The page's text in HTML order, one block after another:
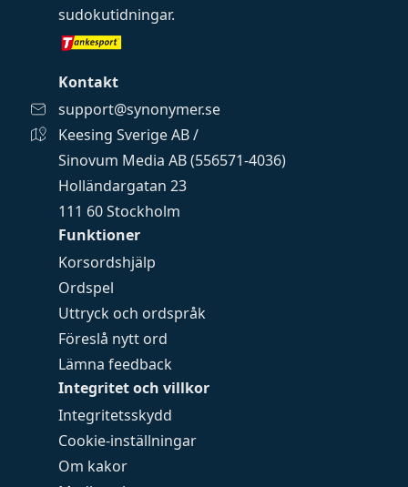
Funktioner
Korsordshjälp
Ordspel
Uttryck och ordspråk
Föreslå nytt ord
Lämna feedback
Integritet och villkor
Integritetsskydd
Cookie-inställningar
Om kakor
sudokutidningar.
Kontakt
support@synonymer.se
Keesing Sverige AB /
Sinovum Media AB (556571-4036)
Holländargatan 23
111 60 Stockholm